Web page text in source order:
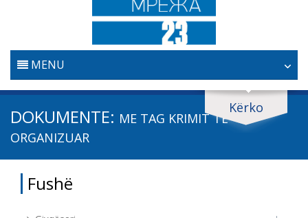
MENU
FILLESTARE
LUFTA KUNDËR KORRUPSIONIT
TË DREJTA THEMELORE
Kërko
Kërko dokumente
Kërko
Fushë / lëmi
Burim
DOKUMENTE: ME TAG KRIMIT TË
ORGANIZUAR
Fushë